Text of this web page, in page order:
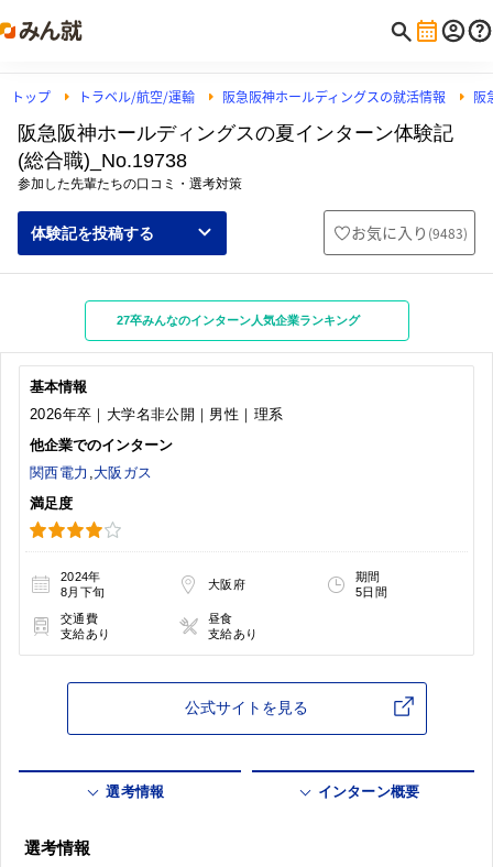
トップ トラベル/航空/運輸 阪急阪神ホールディングスの就活情報 阪
阪急阪神ホールディングスの夏インターン体験記
(総合職)_No.19738
参加した先輩たちの口コミ・選考対策
体験記を投稿する お気に入り (9483)
27卒みんなのインターン人気企業ランキング
基本情報
2026年卒｜大学名非公開｜男性｜理系
他企業でのインターン
関西電力 ,大阪ガス
満足度
2024年
8月下旬
大阪府
期間
5日間
交通費
支給あり
昼食
支給あり
公式サイトを見る
選考情報 インターン概要
選考情報